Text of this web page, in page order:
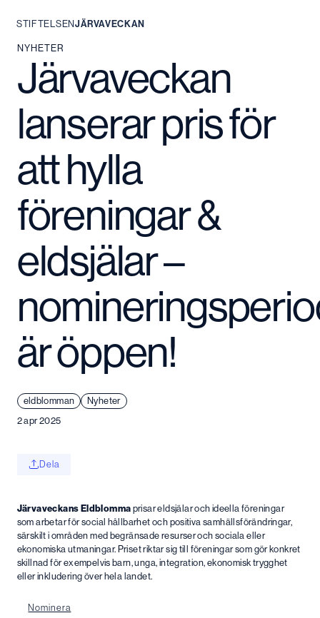
Hoppa
STIFTELSENJÄRVAVECKAN
NYHETER
Järvaveckan
lanserar pris för
att hylla
föreningar &
eldsjälar –
är öppen!
eldblomman
Nyheter
2 apr 2025
Dela
Järvaveckans Eldblommaprisar eldsjälar och ideella föreningar
som arbetar för social hållbarhet och positiva samhällsförändringar,
särskilt i områden med begränsade resurser och sociala eller
ekonomiska utmaningar. Priset riktar sig till föreningar som gör konkret
skillnad för exempelvis barn, unga, integration, ekonomisk trygghet
eller inkludering över hela landet.
Nominera